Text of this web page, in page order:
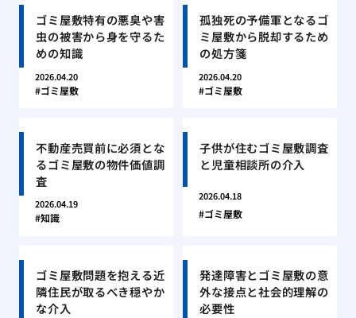
ゴミ屋敷特有の悪臭や害
虫の被害から身を守るた
めの知識
2026.04.20
ゴミ屋敷
孤独死の予備軍となるゴ
ミ屋敷から脱却するため
の処方箋
2026.04.20
ゴミ屋敷
不動産売買前に必須とな
るゴミ屋敷の物件価値調
査
2026.04.19
知識
子供が住むゴミ屋敷調査
と児童相談所の介入
2026.04.18
ゴミ屋敷
ゴミ屋敷問題を抱える近
隣住民が取るべき穏やか
な介入
発達障害とゴミ屋敷の意
外な接点と社会的理解の
必要性